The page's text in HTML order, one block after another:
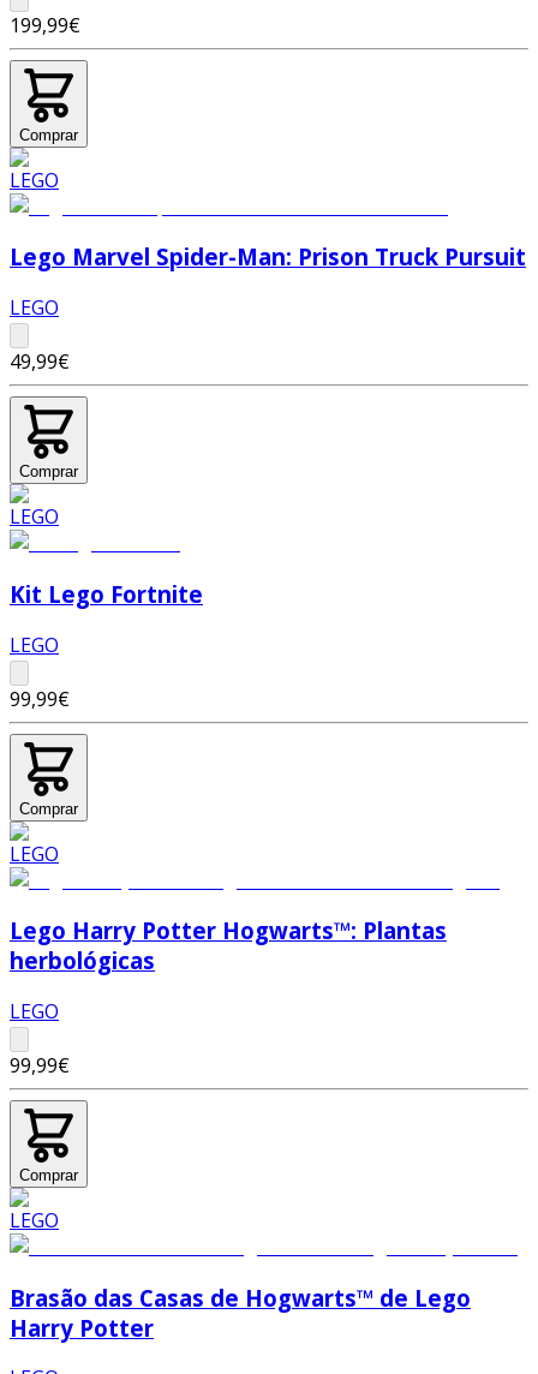
199,99€
Comprar
Lego Marvel Spider-Man: Prison Truck Pursuit
LEGO
49,99€
Comprar
Kit Lego Fortnite
LEGO
99,99€
Comprar
Lego Harry Potter Hogwarts™: Plantas
herbológicas
LEGO
99,99€
Comprar
Brasão das Casas de Hogwarts™ de Lego
Harry Potter